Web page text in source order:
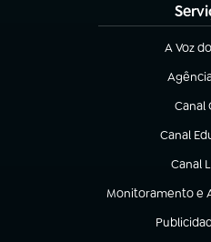
A Voz
(abre
(abre
Canal
(abre
Canal
(abre em
Canal
(abre
Monitoramento e
(abre em nova aba)
(abre em